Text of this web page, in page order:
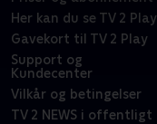
Her kan du se TV 2 Play
Gavekort til TV 2 Play
Support og
Kundecenter
Vilkår og betingelser
TV 2 NEWS i offentligt